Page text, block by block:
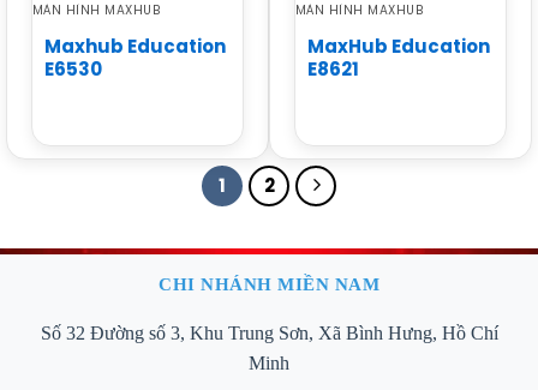
MÀN HÌNH MAXHUB
Maxhub Education
E6530
MÀN HÌNH MAXHUB
MaxHub Education
E8621
1 2
CHI NHÁNH MIỀN NAM
Số 32 Đường số 3, Khu Trung Sơn, Xã Bình Hưng, Hồ Chí
Minh